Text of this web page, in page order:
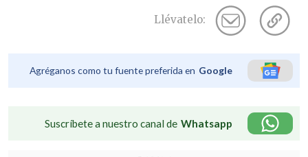
Llévatelo:
Agréganos como tu fuente preferida en Google
Suscríbete a nuestro canal de Whatsapp